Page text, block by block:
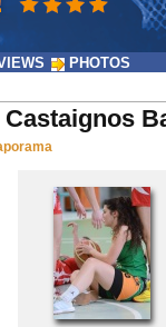
PHOTOS